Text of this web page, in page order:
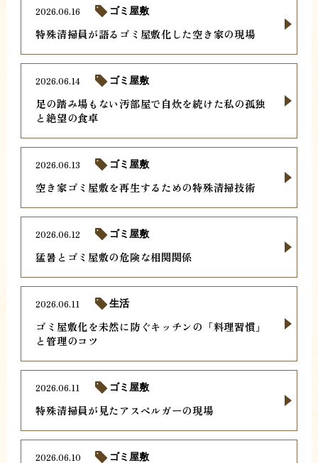
特殊清掃員が語るゴミ屋敷化した空き家の現場
2026.06.16 ゴミ屋敷
足の踏み場もない汚部屋で自炊を続けた私の孤独
と絶望の食卓
2026.06.14 ゴミ屋敷
空き家ゴミ屋敷を再生するための特殊清掃技術
2026.06.13 ゴミ屋敷
猛暑とゴミ屋敷の危険な相関関係
2026.06.12 ゴミ屋敷
ゴミ屋敷化を未然に防ぐキッチンの「料理習慣」
と管理のコツ
2026.06.11 生活
特殊清掃員が見たアスペルガーの現場
2026.06.11 ゴミ屋敷
2026.06.10 ゴミ屋敷